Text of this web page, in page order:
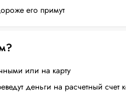
его примут
или на карту
деньги на расчетный счет